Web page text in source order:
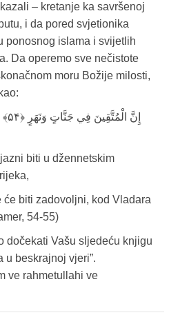
– kretanje ka savršenoj
i da pored svjetionika
ponosnog islama i svijetlih
Da operemo sve nečistote
moru Božije milosti,
إِنَّ
biti u džennetskim
će biti zadovoljni, kod Vladara
54-55)
dočekati Vašu sljedeću knjigu
u beskrajnoj vjeri”.
ve rahmetullahi ve